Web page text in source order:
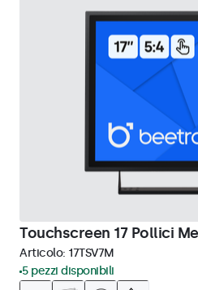
Touchscreen 17 Pollici
Articolo: 17TSV7M
5 pezzi disponibili